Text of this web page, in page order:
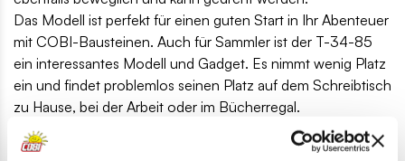
Das Modell ist perfekt für einen guten Start in Ihr Abenteuer
mit COBI-Bausteinen. Auch für Sammler ist der T-34-85
ein interessantes Modell und Gadget. Es nimmt wenig Platz
ein und findet problemlos seinen Platz auf dem Schreibtisch
zu Hause, bei der Arbeit oder im Bücherregal.
Wenn Sie ein fortgeschrittener Blockdesigner sind, bietet
Ihnen das Modell sehr interessante Elemente. Drücken Sie